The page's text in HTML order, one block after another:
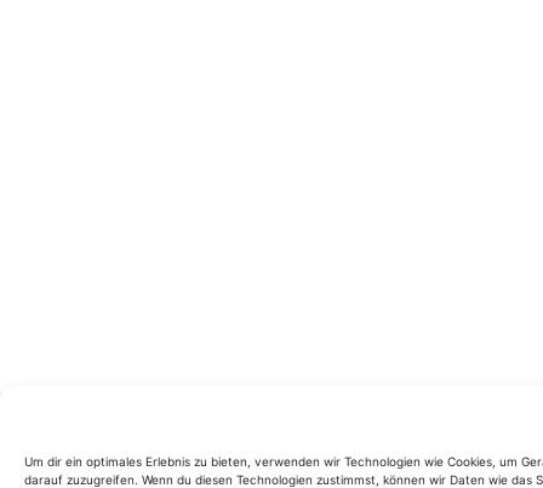
Um dir ein optimales Erlebnis zu bieten, verwenden wir Technologien wie Cookies, um
darauf zuzugreifen. Wenn du diesen Technologien zustimmst, können wir Daten wie